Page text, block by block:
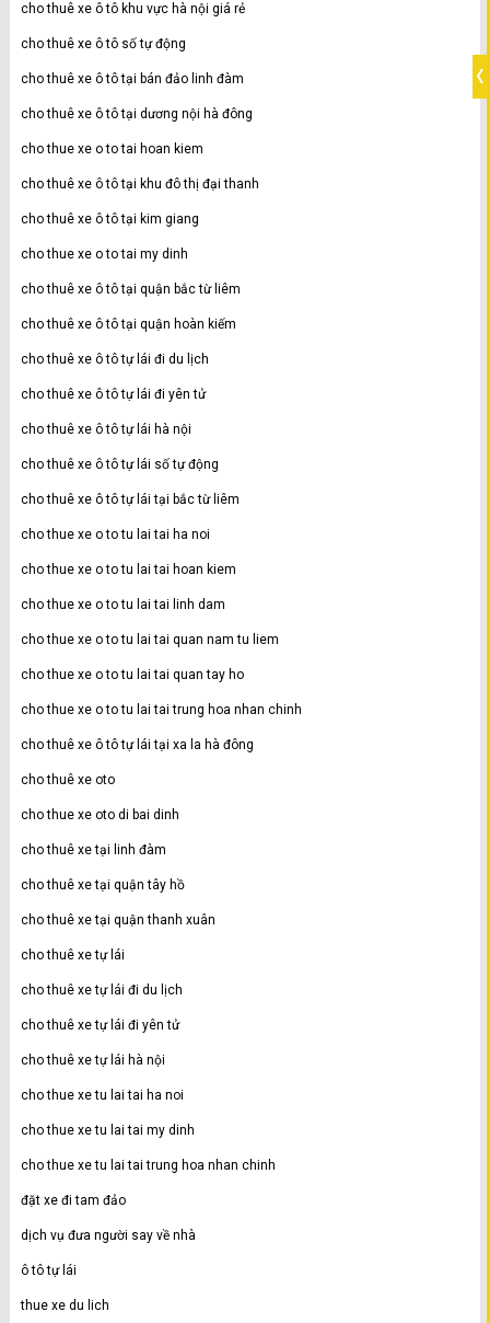
cho thuê xe ô tô khu vực hà nội giá rẻ
cho thuê xe ô tô số tự động
cho thuê xe ô tô tại bán đảo linh đàm
cho thuê xe ô tô tại dương nội hà đông
cho thue xe o to tai hoan kiem
cho thuê xe ô tô tại khu đô thị đại thanh
cho thuê xe ô tô tại kim giang
cho thue xe o to tai my dinh
cho thuê xe ô tô tại quận bắc từ liêm
cho thuê xe ô tô tại quận hoàn kiếm
cho thuê xe ô tô tự lái đi du lịch
cho thuê xe ô tô tự lái đi yên tử
cho thuê xe ô tô tự lái hà nội
cho thuê xe ô tô tự lái số tự động
cho thuê xe ô tô tự lái tại bắc từ liêm
cho thue xe o to tu lai tai ha noi
cho thue xe o to tu lai tai hoan kiem
cho thue xe o to tu lai tai linh dam
cho thue xe o to tu lai tai quan nam tu liem
cho thue xe o to tu lai tai quan tay ho
cho thue xe o to tu lai tai trung hoa nhan chinh
cho thuê xe ô tô tự lái tại xa la hà đông
cho thuê xe oto
cho thue xe oto di bai dinh
cho thuê xe tại linh đàm
cho thuê xe tại quận tây hồ
cho thuê xe tại quận thanh xuân
cho thuê xe tự lái
cho thuê xe tự lái đi du lịch
cho thuê xe tự lái đi yên tử
cho thuê xe tự lái hà nội
cho thue xe tu lai tai ha noi
cho thue xe tu lai tai my dinh
cho thue xe tu lai tai trung hoa nhan chinh
đặt xe đi tam đảo
dịch vụ đưa người say về nhà
ô tô tự lái
thue xe du lich